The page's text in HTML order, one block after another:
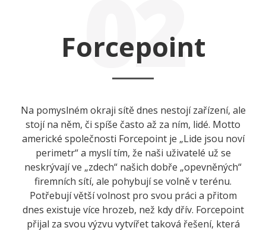
Forcepoint
02
Na pomyslném okraji sítě dnes nestojí zařízení, ale
stojí na něm, či spíše často až za ním, lidé. Motto
americké společnosti Forcepoint je „Lide jsou noví
perimetr“ a myslí tím, že naši uživatelé už se
neskrývají ve „zdech“ našich dobře „opevněných“
firemních sítí, ale pohybují se volně v terénu.
Potřebují větší volnost pro svou práci a přitom
dnes existuje více hrozeb, než kdy dřív. Forcepoint
přijal za svou výzvu vytvířet taková řešení, která